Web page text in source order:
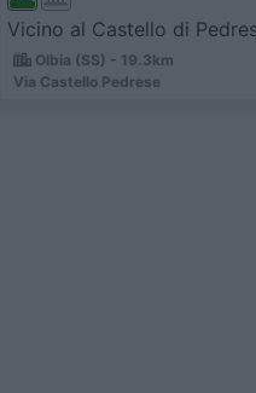
Vicino al Castello di
Olbia (SS) - 19.3km
Via Castello Pedrese